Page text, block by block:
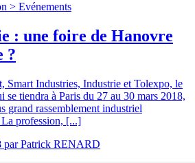
> Evénements
: une foire de Hanovre
?
Smart Industries, Industrie et Tolexpo, le
se tiendra à Paris du 27 au 30 mars 2018,
grand rassemblement industriel
profession, [...]
parPatrick RENARD